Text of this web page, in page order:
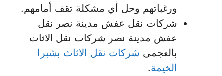
ورغباتهم وحل أي مشكلة تقف أمامهم.
شركات نقل عفش مدينة نصر نقل
عفش مدينة نصر شركات نقل الاثاث
بالعجمى شركات نقل الاثاث بشبرا
الخيمة.